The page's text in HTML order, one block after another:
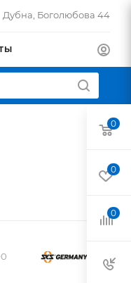
Дубна, Боголюбова 44
0
0
0